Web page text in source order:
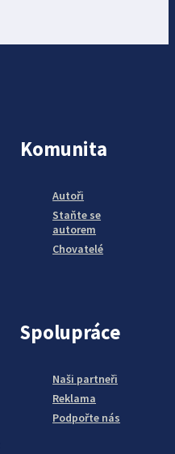
Komunita
Autoři
Staňte se
autorem
Chovatelé
Spolupráce
Naši partneři
Reklama
Podpořte nás